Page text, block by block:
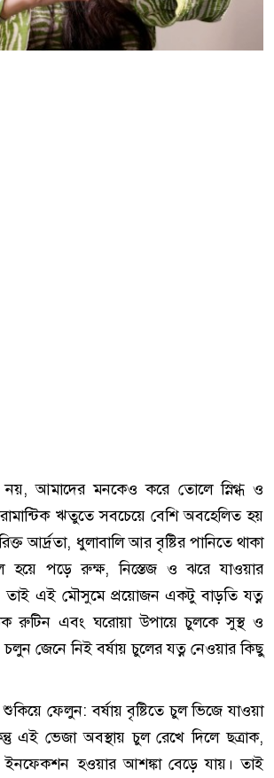
নয়, আমাদের মনকেও করে তোলে স্নিগ্ধ ও
ঋতুতে সবচেয়ে বেশি অবহেলিত হয়
আর্দ্রতা, ধুলাবালি আর বৃষ্টির পানিতে থাকা
হয়ে পড়ে রুক্ষ, নিস্তেজ ও ঝরে যাওয়ার
তাই এই মৌসুমে প্রয়োজন একটু বাড়তি যত্ন
রুটিন এবং ঘরোয়া উপায়ে চুলকে সুস্থ ও
চলুন জেনে নিই বর্ষায় চুলের যত্ন নেওয়ার কিছু
ফেলুন: বর্ষায় বৃষ্টিতে চুল ভিজে যাওয়া
এই ভেজা অবস্থায় চুল রেখে দিলে ছত্রাক,
ইনফেকশন হওয়ার আশঙ্কা বেড়ে যায়। তাই